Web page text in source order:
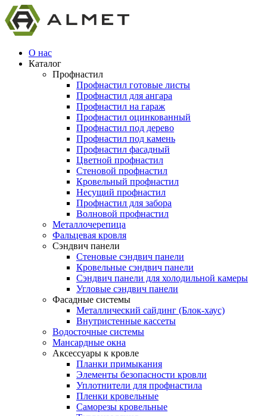
О нас
Каталог
Профнастил
Профнастил готовые листы
Профнастил для ангара
Профнастил на гараж
Профнастил оцинкованный
Профнастил под дерево
Профнастил под камень
Профнастил фасадный
Цветной профнастил
Стеновой профнастил
Кровельный профнастил
Несущий профнастил
Профнастил для забора
Волновой профнастил
Металлочерепица
Фальцевая кровля
Сэндвич панели
Стеновые сэндвич панели
Кровельные сэндвич панели
Сэндвич панели для холодильной камеры
Угловые сэндвич панели
Фасадные системы
Металлический сайдинг (Блок-хаус)
Внутристенные кассеты
Водосточные системы
Мансардные окна
Аксессуары к кровле
Планки примыкания
Элементы безопасности кровли
Уплотнители для профнастила
Пленки кровельные
Саморезы кровельные